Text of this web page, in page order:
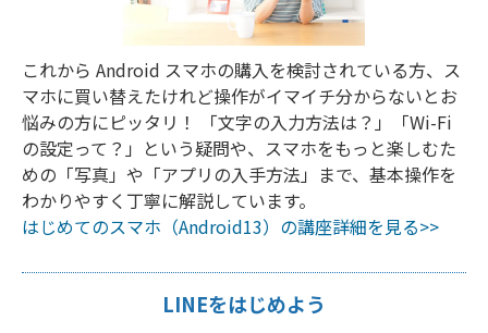
これから Android スマホの購入を検討されている方、ス
マホに買い替えたけれど操作がイマイチ分からないとお
悩みの方にピッタリ！ 「文字の入力方法は？」「Wi-Fi
の設定って？」という疑問や、スマホをもっと楽しむた
めの「写真」や「アプリの入手方法」まで、基本操作を
わかりやすく丁寧に解説しています。
はじめてのスマホ（Android13）の講座詳細を見る>>
LINEをはじめよう